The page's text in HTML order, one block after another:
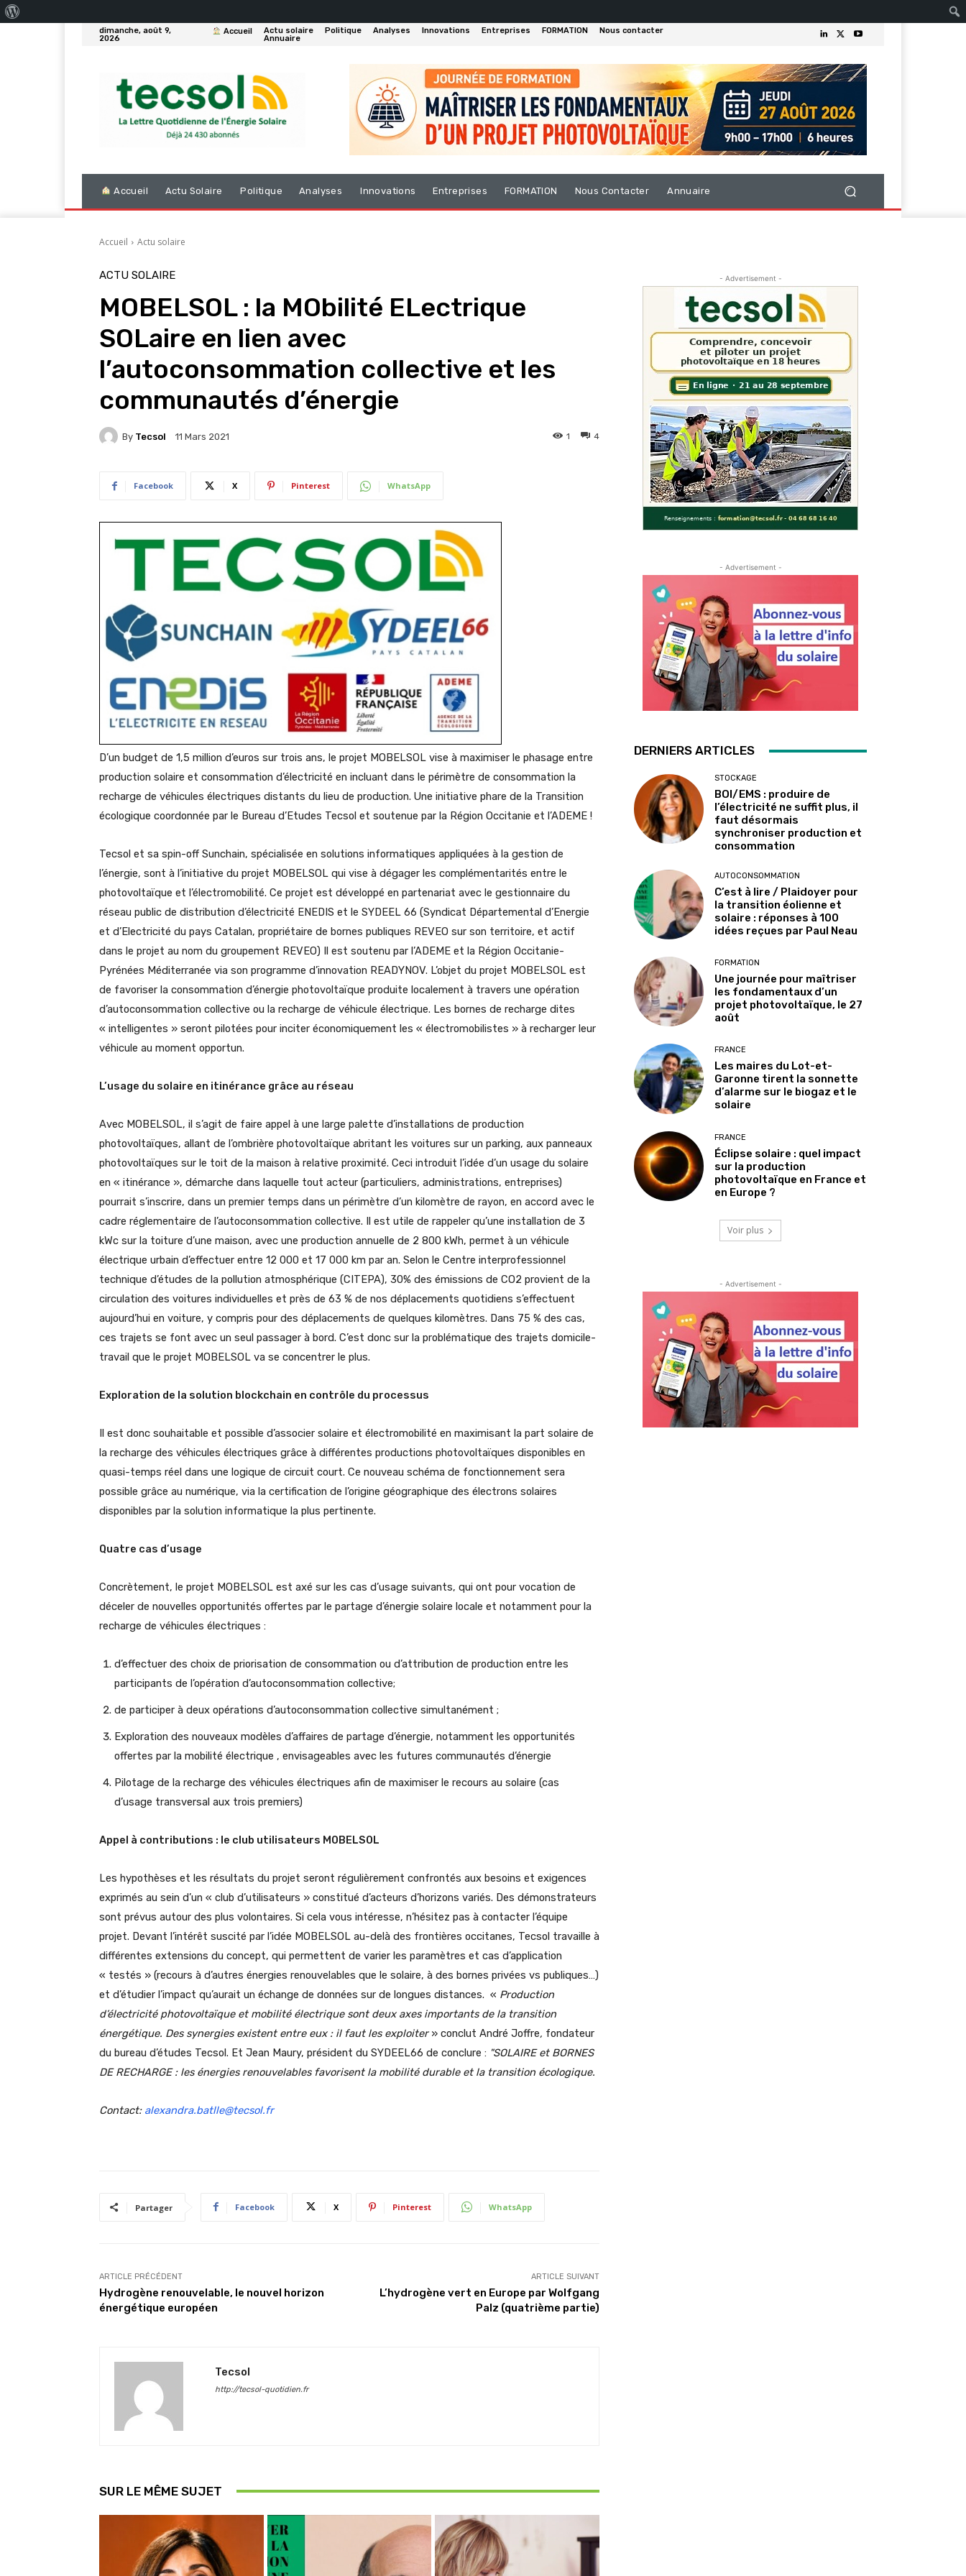
dimanche, août 9,
2026
Accueil Actu solaire Politique Analyses Innovations Entreprises FORMATION
Nous contacter
Annuaire
Accueil Actu Solaire Politique Analyses Innovations Entreprises FORMATION Nous Contacter Annuaire
Accueil Actu solaire
ACTU SOLAIRE
MOBELSOL : la MObilité ELectrique
SOLaire en lien avec
l’autoconsommation collective et les
communautés d’énergie
By Tecsol 11 Mars 2021 4
1
Facebook X Pinterest WhatsApp
D’un budget de 1,5 million d’euros sur trois ans, le projet MOBELSOL vise à maximiser le phasage entre
production solaire et consommation d’électricité en incluant dans le périmètre de consommation la
recharge de véhicules électriques distants du lieu de production. Une initiative phare de la Transition
écologique coordonnée par le Bureau d’Etudes Tecsol et soutenue par la Région Occitanie et l’ADEME !
Tecsol et sa spin-off Sunchain, spécialisée en solutions informatiques appliquées à la gestion de
l’énergie, sont à l’initiative du projet MOBELSOL qui vise à dégager les complémentarités entre le
photovoltaïque et l’électromobilité. Ce projet est développé en partenariat avec le gestionnaire du
réseau public de distribution d’électricité ENEDIS et le SYDEEL 66 (Syndicat Départemental d’Energie
et d’Electricité du pays Catalan, propriétaire de bornes publiques REVEO sur son territoire, et actif
dans le projet au nom du groupement REVEO) Il est soutenu par l’ADEME et la Région Occitanie-
Pyrénées Méditerranée via son programme d’innovation READYNOV. L’objet du projet MOBELSOL est
de favoriser la consommation d’énergie photovoltaïque produite localement à travers une opération
d’autoconsommation collective ou la recharge de véhicule électrique. Les bornes de recharge dites
« intelligentes » seront pilotées pour inciter économiquement les « électromobilistes » à recharger leur
véhicule au moment opportun.
L’usage du solaire en itinérance grâce au réseau
Avec MOBELSOL, il s’agit de faire appel à une large palette d’installations de production
photovoltaïques, allant de l’ombrière photovoltaïque abritant les voitures sur un parking, aux panneaux
photovoltaïques sur le toit de la maison à relative proximité. Ceci introduit l’idée d’un usage du solaire
en « itinérance », démarche dans laquelle tout acteur (particuliers, administrations, entreprises)
pourrait s’inscrire, dans un premier temps dans un périmètre d’un kilomètre de rayon, en accord avec le
cadre réglementaire de l’autoconsommation collective. Il est utile de rappeler qu’une installation de 3
kWc sur la toiture d’une maison, avec une production annuelle de 2 800 kWh, permet à un véhicule
électrique urbain d’effectuer entre 12 000 et 17 000 km par an. Selon le Centre interprofessionnel
technique d’études de la pollution atmosphérique (CITEPA), 30% des émissions de CO2 provient de la
circulation des voitures individuelles et près de 63 % de nos déplacements quotidiens s’effectuent
aujourd’hui en voiture, y compris pour des déplacements de quelques kilomètres. Dans 75 % des cas,
ces trajets se font avec un seul passager à bord. C’est donc sur la problématique des trajets domicile-
travail que le projet MOBELSOL va se concentrer le plus.
Exploration de la solution blockchain en contrôle du processus
Il est donc souhaitable et possible d’associer solaire et électromobilité en maximisant la part solaire de
la recharge des véhicules électriques grâce à différentes productions photovoltaïques disponibles en
quasi-temps réel dans une logique de circuit court. Ce nouveau schéma de fonctionnement sera
possible grâce au numérique, via la certification de l’origine géographique des électrons solaires
disponibles par la solution informatique la plus pertinente.
Quatre cas d’usage
Concrètement, le projet MOBELSOL est axé sur les cas d’usage suivants, qui ont pour vocation de
déceler de nouvelles opportunités offertes par le partage d’énergie solaire locale et notamment pour la
recharge de véhicules électriques :
d’effectuer des choix de priorisation de consommation ou d’attribution de production entre les
participants de l’opération d’autoconsommation collective;
de participer à deux opérations d’autoconsommation collective simultanément ;
Exploration des nouveaux modèles d’affaires de partage d’énergie, notamment les opportunités
offertes par la mobilité électrique , envisageables avec les futures communautés d’énergie
Pilotage de la recharge des véhicules électriques afin de maximiser le recours au solaire (cas
d’usage transversal aux trois premiers)
Appel à contributions : le club utilisateurs MOBELSOL
Les hypothèses et les résultats du projet seront régulièrement confrontés aux besoins et exigences
exprimés au sein d’un « club d’utilisateurs » constitué d’acteurs d’horizons variés. Des démonstrateurs
sont prévus autour des plus volontaires. Si cela vous intéresse, n’hésitez pas à contacter l’équipe
projet. Devant l’intérêt suscité par l’idée MOBELSOL au-delà des frontières occitanes, Tecsol travaille à
différentes extensions du concept, qui permettent de varier les paramètres et cas d’application
« testés » (recours à d’autres énergies renouvelables que le solaire, à des bornes privées vs publiques…)
et d’étudier l’impact qu’aurait un échange de données sur de longues distances. « Production
d’électricité photovoltaïque et mobilité électrique sont deux axes importants de la transition
énergétique. Des synergies existent entre eux : il faut les exploiter» conclut André Joffre, fondateur
du bureau d’études Tecsol. Et Jean Maury, président du SYDEEL66 de conclure : "SOLAIRE et BORNES
DE RECHARGE : les énergies renouvelables favorisent la mobilité durable et la transition écologique.
Contact: alexandra.batlle@tecsol.fr
Partager Facebook X Pinterest WhatsApp
ARTICLE PRÉCÉDENT
Hydrogène renouvelable, le nouvel horizon
énergétique européen
ARTICLE SUIVANT
L’hydrogène vert en Europe par Wolfgang
Palz (quatrième partie)
Tecsol
http://tecsol-quotidien.fr
SUR LE MÊME SUJET
- Advertisement -
- Advertisement -
DERNIERS ARTICLES
STOCKAGE
BOI/EMS : produire de
l’électricité ne suffit plus, il
faut désormais
synchroniser production et
consommation
AUTOCONSOMMATION
C’est à lire / Plaidoyer pour
la transition éolienne et
solaire : réponses à 100
idées reçues par Paul Neau
FORMATION
Une journée pour maîtriser
les fondamentaux d’un
projet photovoltaïque, le 27
août
FRANCE
Les maires du Lot-et-
Garonne tirent la sonnette
d’alarme sur le biogaz et le
solaire
FRANCE
Éclipse solaire : quel impact
sur la production
photovoltaïque en France et
en Europe ?
Voir plus
- Advertisement -